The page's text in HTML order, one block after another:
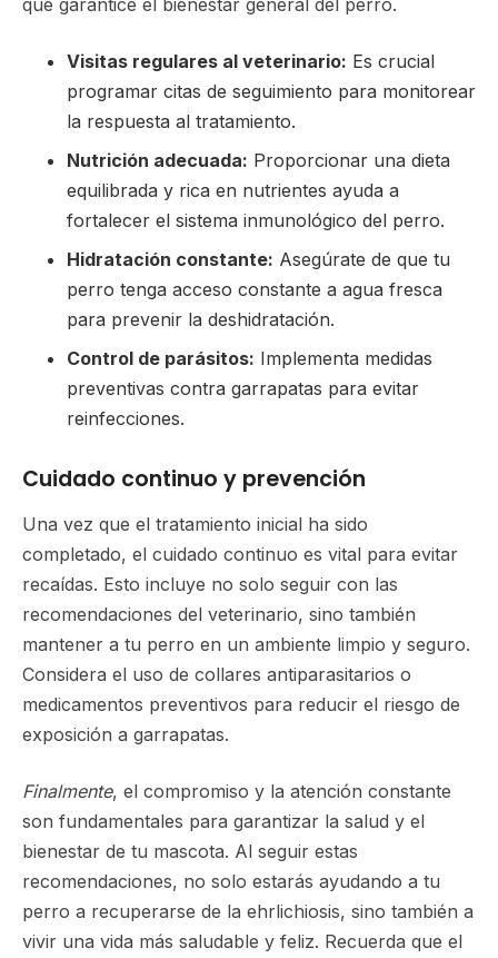
Visitas regulares al veterinario: Es crucial
programar citas de seguimiento para monitorear
la respuesta al tratamiento.
Nutrición adecuada: Proporcionar una dieta
equilibrada y rica en nutrientes ayuda a
fortalecer el sistema inmunológico del perro.
Hidratación constante: Asegúrate de que tu
perro tenga acceso constante a agua fresca
para prevenir la deshidratación.
Control de parásitos: Implementa medidas
preventivas contra garrapatas para evitar
reinfecciones.
Cuidado continuo y prevención
Una vez que el tratamiento inicial ha sido
completado, el cuidado continuo es vital para evitar
recaídas. Esto incluye no solo seguir con las
recomendaciones del veterinario, sino también
mantener a tu perro en un ambiente limpio y seguro.
Considera el uso de collares antiparasitarios o
medicamentos preventivos para reducir el riesgo de
exposición a garrapatas.
Finalmente, el compromiso y la atención constante
son fundamentales para garantizar la salud y el
bienestar de tu mascota. Al seguir estas
recomendaciones, no solo estarás ayudando a tu
perro a recuperarse de la ehrlichiosis, sino también a
vivir una vida más saludable y feliz. Recuerda que el